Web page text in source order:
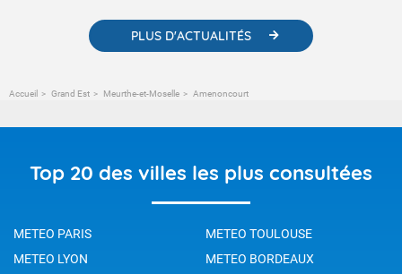
PLUS D'ACTUALITÉS
Accueil Grand Est Meurthe-et-Moselle Amenoncourt
Top 20 des villes les plus consultées
METEO PARIS
METEO TOULOUSE
METEO LYON
METEO BORDEAUX